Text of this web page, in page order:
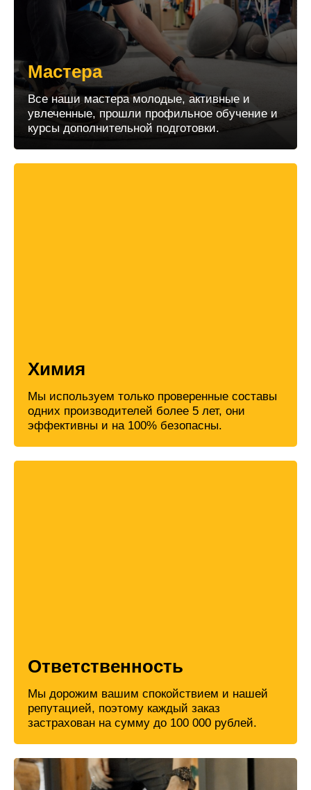
Мастера
Все наши мастера молодые, активные и
увлеченные, прошли профильное обучение и
курсы дополнительной подготовки.
Химия
Мы используем только проверенные составы
одних производителей более 5 лет, они
эффективны и на 100% безопасны.
Ответственность
Мы дорожим вашим спокойствием и нашей
репутацией, поэтому каждый заказ
застрахован на сумму до 100 000 рублей.